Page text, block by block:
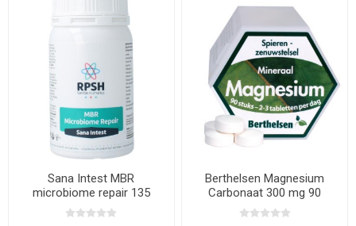
Sana Intest MBR
microbiome repair 135
capsules
Berthelsen Magnesium
Carbonaat 300 mg 90
tabletten